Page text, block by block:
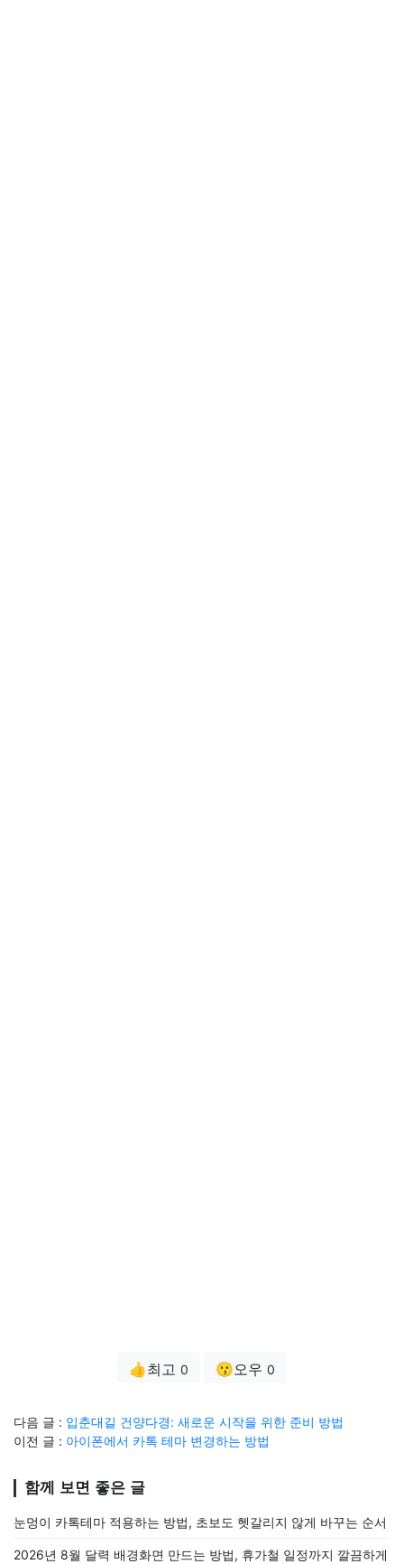
👍최고 0 😗오우 0
다음 글 : 입춘대길 건양다경: 새로운 시작을 위한 준비 방법
이전 글 : 아이폰에서 카톡 테마 변경하는 방법
함께 보면 좋은 글
눈멍이 카톡테마 적용하는 방법, 초보도 헷갈리지 않게 바꾸는 순서
2026년 8월 달력 배경화면 만드는 방법, 휴가철 일정까지 깔끔하게